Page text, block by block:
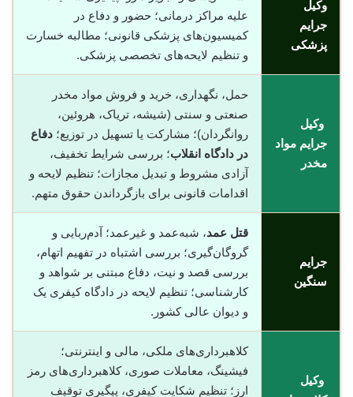
وکیل
جرایم
پزشکی
علیه مراکز درمانی؛ حضور و دفاع در
کمیسیون‌های پزشکی قانونی؛ مطالبه خسارت
و تنظیم لایحه‌های تخصصی پزشکی.
وکیل
جرایم مواد
مخدر
حمل، نگهداری، خرید و فروش مواد مخدر
صنعتی و سنتی (شیشه، تریاک، هروئین،
روانگردان)؛ مشارکت یا تسهیل در توزیع؛ دفاع
در دادگاه انقلاب؛ بررسی شرایط تخفیف،
آزادی مشروط و تبدیل مجازات؛ تنظیم لایحه و
اقدامات قانونی برای بازگرداندن حقوق متهم.
جرایم
سنگین
قتل عمد، شبه‌عمد و غیرعمد؛ آدم‌ربایی و
گروگان‌گیری؛ بررسی اشتباه در تفهیم اتهام،
بررسی قصد و نیت، دفاع مبتنی بر شواهد و
کارشناسی؛ تنظیم لایحه در دادگاه کیفری یک
و دیوان عالی کشور.
وکیل
کلاهبرداری‌های ملکی، مالی و اینترنتی؛
فیشینگ، معاملات صوری، کلاهبرداری‌های رمز
ارز؛ تنظیم شکایت کیفری، پیگیری توقیف